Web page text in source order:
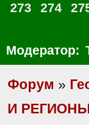
273
274
Модератор:
Форум »
И